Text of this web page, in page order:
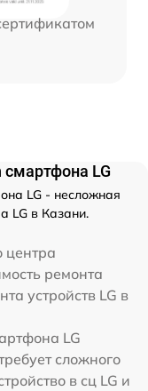
LG
LG - несложная
LG в Казани.
центра
ремонта
устройств LG в
LG
сложного
в сц LG и